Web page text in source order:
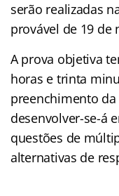
serão realizadas
provável de 19 de
A prova objetiva
horas e trinta
preenchimento
desenvolver-se-á
questões de
alternativas de